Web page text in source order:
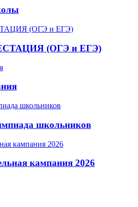
(ОГЭ и ЕГЭ)
школьников
кампания 2026